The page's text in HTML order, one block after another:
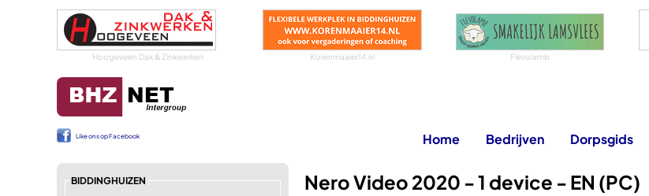
Hoogeveen Dak & Zinkwerken Korenmaaier14.nl Flevolamb
Like ons op Facebook Home Bedrijven Dorpsgids
BIDDINGHUIZEN Nero Video 2020 - 1 device - EN (PC)